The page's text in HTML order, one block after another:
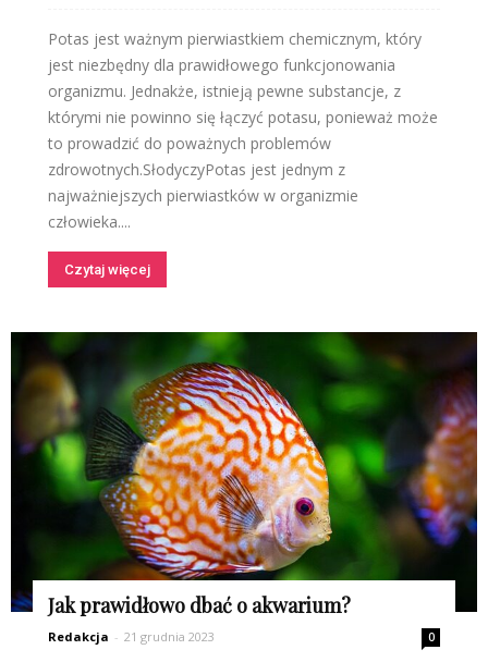
Potas jest ważnym pierwiastkiem chemicznym, który
jest niezbędny dla prawidłowego funkcjonowania
organizmu. Jednakże, istnieją pewne substancje, z
którymi nie powinno się łączyć potasu, ponieważ może
to prowadzić do poważnych problemów
zdrowotnych.SłodyczyPotas jest jednym z
najważniejszych pierwiastków w organizmie
człowieka....
Czytaj więcej
Jak prawidłowo dbać o akwarium?
Redakcja - 21 grudnia 2023 0